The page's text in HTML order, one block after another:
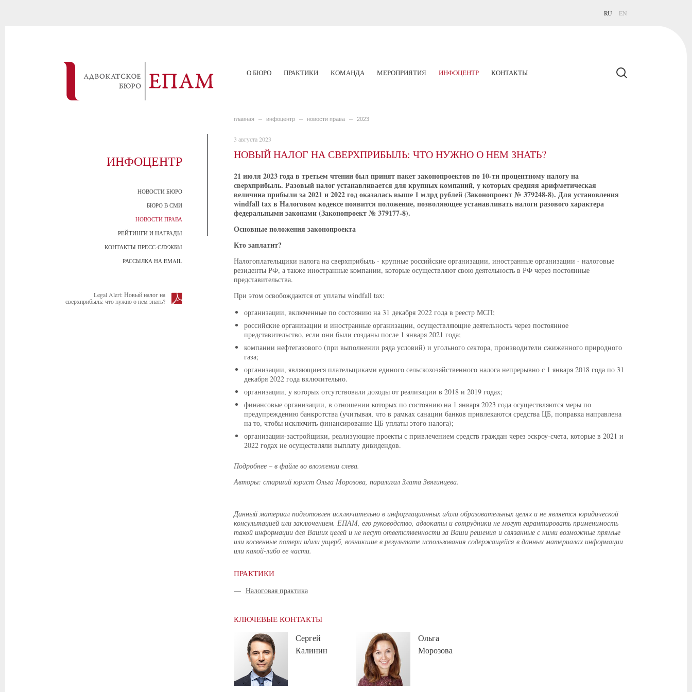
RU EN
О БЮРО ПРАКТИКИ КОМАНДА МЕРОПРИЯТИЯ ИНФОЦЕНТР КОНТАКТЫ
ИНФОЦЕНТР
НОВОСТИ БЮРО
БЮРО В СМИ
НОВОСТИ ПРАВА
РЕЙТИНГИ И НАГРАДЫ
КОНТАКТЫ ПРЕСС-СЛУЖБЫ
РАССЫЛКА НА EMAIL
Legal Alert: Новый налог на
сверхприбыль: что нужно о нем знать?
главная инфоцентр новости права 2023
3 августа 2023
НОВЫЙ НАЛОГ НА СВЕРХПРИБЫЛЬ: ЧТО НУЖНО О НЕМ ЗНАТЬ?
21 июля 2023 года в третьем чтении был принят пакет законопроектов по 10-ти процентному налогу на
сверхприбыль. Разовый налог устанавливается для крупных компаний, у которых средняя арифметическая
величина прибыли за 2021 и 2022 год оказалась выше 1 млрд рублей (Законопроект № 379248-8). Для установления
windfall tax в Налоговом кодексе появится положение, позволяющее устанавливать налоги разового характера
федеральными законами (Законопроект № 379177-8).
Основные положения законопроекта
Кто заплатит?
Налогоплательщики налога на сверхприбыль - крупные российские организации, иностранные организации - налоговые
резиденты РФ, а также иностранные компании, которые осуществляют свою деятельность в РФ через постоянные
представительства.
При этом освобождаются от уплаты windfall tax:
организации, включенные по состоянию на 31 декабря 2022 года в реестр МСП;
российские организации и иностранные организации, осуществляющие деятельность через постоянное
представительство, если они были созданы после 1 января 2021 года;
компании нефтегазового (при выполнении ряда условий) и угольного сектора, производители сжиженного природного
газа;
организации, являющиеся плательщиками единого сельскохозяйственного налога непрерывно с 1 января 2018 года по 31
декабря 2022 года включительно.
организации, у которых отсутствовали доходы от реализации в 2018 и 2019 годах;
финансовые организации, в отношении которых по состоянию на 1 января 2023 года осуществляются меры по
предупреждению банкротства (учитывая, что в рамках санации банков привлекаются средства ЦБ, поправка направлена
на то, чтобы исключить финансирование ЦБ уплаты этого налога);
организации-застройщики, реализующие проекты с привлечением средств граждан через эскроу-счета, которые в 2021 и
2022 годах не осуществляли выплату дивидендов.
Подробнее – в файле во вложении слева.
Авторы: старший юрист Ольга Морозова, паралигал Злата Звягинцева.
Данный материал подготовлен исключительно в информационных и/или образовательных целях и не является юридической
консультацией или заключением. ЕПАМ, его руководство, адвокаты и сотрудники не могут гарантировать применимость
такой информации для Ваших целей и не несут ответственности за Ваши решения и связанные с ними возможные прямые
или косвенные потери и/или ущерб, возникшие в результате использования содержащейся в данных материалах информации
или какой-либо ее части.
ПРАКТИКИ
— Налоговая практика
КЛЮЧЕВЫЕ КОНТАКТЫ
Сергей
Калинин
Ольга
Морозова